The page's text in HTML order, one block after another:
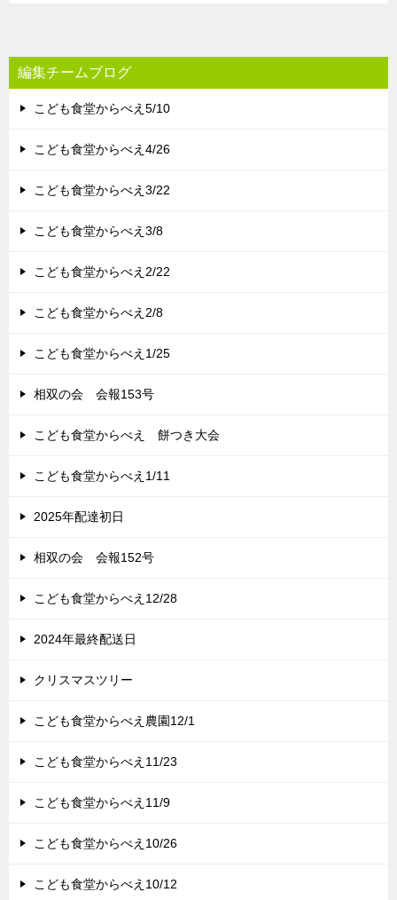
編集チームブログ
こども食堂からべえ5/10
こども食堂からべえ4/26
こども食堂からべえ3/22
こども食堂からべえ3/8
こども食堂からべえ2/22
こども食堂からべえ2/8
こども食堂からべえ1/25
相双の会 会報153号
こども食堂からべえ 餅つき大会
こども食堂からべえ1/11
2025年配達初日
相双の会 会報152号
こども食堂からべえ12/28
2024年最終配送日
クリスマスツリー
こども食堂からべえ農園12/1
こども食堂からべえ11/23
こども食堂からべえ11/9
こども食堂からべえ10/26
こども食堂からべえ10/12